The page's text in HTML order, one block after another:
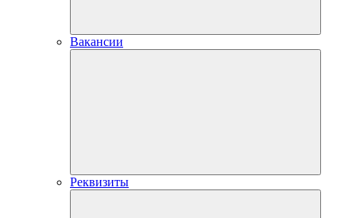
Вакансии
Реквизиты